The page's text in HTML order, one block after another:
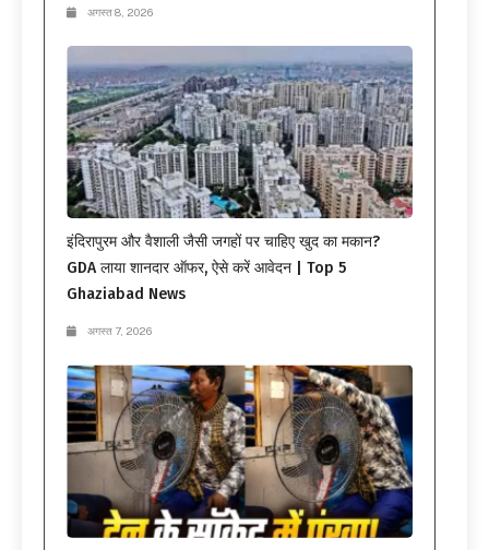
अगस्त 8, 2026
इंदिरापुरम और वैशाली जैसी जगहों पर चाहिए खुद का मकान?
GDA लाया शानदार ऑफर, ऐसे करें आवेदन | Top 5
Ghaziabad News
अगस्त 7, 2026